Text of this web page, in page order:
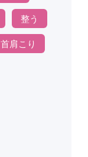
整う
首肩こり